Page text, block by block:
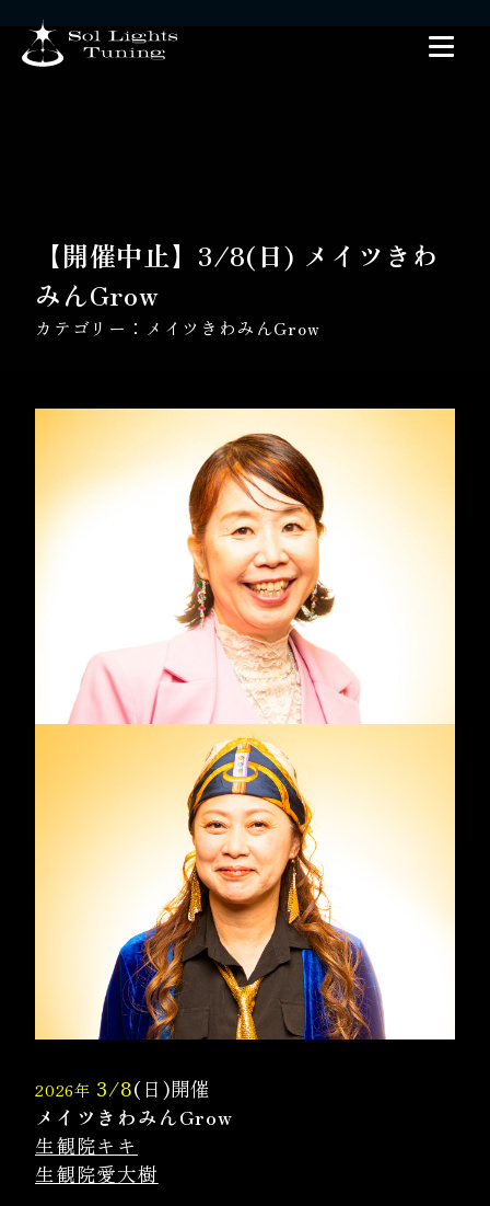
【開催中止】3/8(日) メイツきわ
みんGrow
カテゴリー： メイツきわみんGrow
2026年 3/8(日)開催
メイツきわみんGrow
生観院キキ
生観院愛大樹